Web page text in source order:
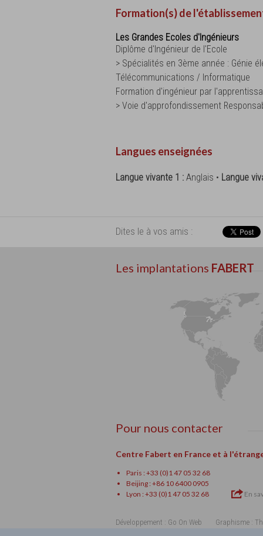
Formation(s) de
Les Grandes Ecoles d'Ingénieurs
Diplôme d'Ingénieur de l'Ecole
> Spécialités en 3ème année : Génie
Télécommunications / Informatique
Formation d'ingénieur par
> Voie d'approfondissement
Langues enseignées
Langue vivante 1 : Anglais • Langue
Dites le à vos amis :
Les implantations FABERT
Pour nous contacter
Centre Fabert en France et à
Paris : +33 (0)1 47 05 32 68
Beijing : +86 10 6400 0905
Lyon : +33 (0)1 47 05 32 68
En
Développement : Go On Web Graphisme :